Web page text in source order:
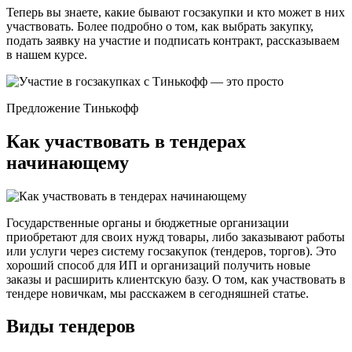
Теперь вы знаете, какие бывают госзакупки и кто может в них
участвовать. Более подробно о том, как выбрать закупку,
подать заявку на участие и подписать контракт, рассказываем
в нашем курсе.
Предложение Тинькофф
Как участвовать в тендерах
начинающему
Государственные органы и бюджетные организации
приобретают для своих нужд товары, либо заказывают работы
или услуги через систему госзакупок (тендеров, торгов). Это
хороший способ для ИП и организаций получить новые
заказы и расширить клиентскую базу. О том, как участвовать в
тендере новичкам, мы расскажем в сегодняшней статье.
Виды тендеров